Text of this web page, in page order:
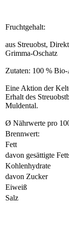
Fruchtgehalt:
aus Streuobst,
Grimma-Oschatz
Zutaten: 100 %
Eine Aktion der
Erhalt des
Muldental.
Ø Nährwerte pro
Brennwert:
Fett
davon gesättigte
Kohlenhydrate
davon Zucker
Eiweiß
Salz